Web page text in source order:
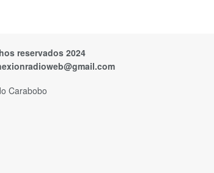
reservados 2024
Carabobo